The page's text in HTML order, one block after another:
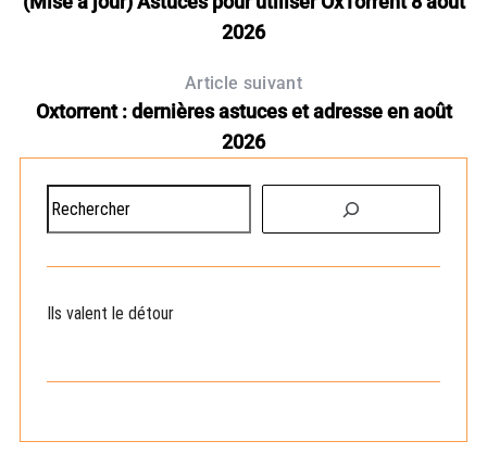
2026
Article suivant
Oxtorrent : dernières astuces et adresse en août
2026
e
h
r Ils valent le détour